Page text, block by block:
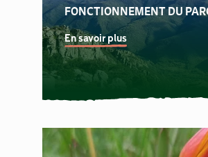
FONCTIONNEMENT DU
En savoir plus